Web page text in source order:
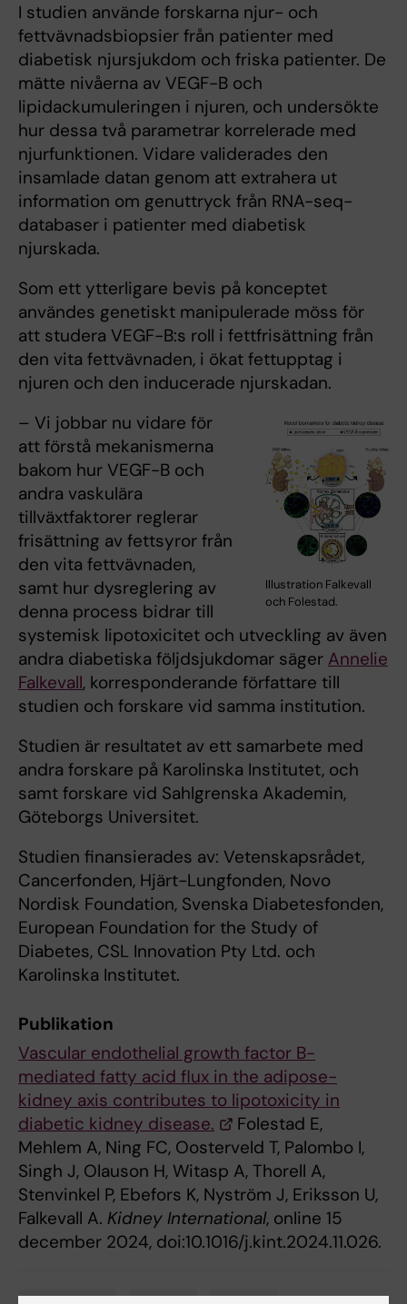
I studien använde forskarna njur- och
fettvävnadsbiopsier från patienter med
diabetisk njursjukdom och friska patienter. De
mätte nivåerna av VEGF-B och
lipidackumuleringen i njuren, och undersökte
hur dessa två parametrar korrelerade med
njurfunktionen. Vidare validerades den
insamlade datan genom att extrahera ut
information om genuttryck från RNA-seq-
databaser i patienter med diabetisk
njurskada.
Som ett ytterligare bevis på konceptet
användes genetiskt manipulerade möss för
att studera VEGF-B:s roll i fettfrisättning från
den vita fettvävnaden, i ökat fettupptag i
njuren och den inducerade njurskadan.
Illustration Falkevall
och Folestad.
– Vi jobbar nu vidare för
att förstå mekanismerna
bakom hur VEGF-B och
andra vaskulära
tillväxtfaktorer reglerar
frisättning av fettsyror från
den vita fettvävnaden,
samt hur dysreglering av
denna process bidrar till
systemisk lipotoxicitet och utveckling av även
andra diabetiska följdsjukdomar säger Annelie
Falkevall, korresponderande författare till
studien och forskare vid samma institution.
Studien är resultatet av ett samarbete med
andra forskare på Karolinska Institutet, och
samt forskare vid Sahlgrenska Akademin,
Göteborgs Universitet.
Studien finansierades av: Vetenskapsrådet,
Cancerfonden, Hjärt-Lungfonden, Novo
Nordisk Foundation, Svenska Diabetesfonden,
European Foundation for the Study of
Diabetes, CSL Innovation Pty Ltd. och
Karolinska Institutet.
Publikation
Vascular endothelial growth factor B-
mediated fatty acid flux in the adipose-
kidney axis contributes to lipotoxicity in
diabetic kidney disease.
Folestad E,
Mehlem A, Ning FC, Oosterveld T, Palombo I,
Singh J, Olauson H, Witasp A, Thorell A,
Stenvinkel P, Ebefors K, Nyström J, Eriksson U,
Falkevall A. Kidney International, online 15
december 2024, doi:10.1016/j.kint.2024.11.026.